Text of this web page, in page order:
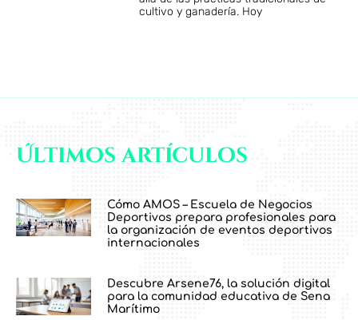
cultivo y ganadería. Hoy
Últimos artículos
Cómo AMOS – Escuela de Negocios
Deportivos prepara profesionales para
la organización de eventos deportivos
internacionales
Descubre Arsene76, la solución digital
para la comunidad educativa de Sena
Marítimo